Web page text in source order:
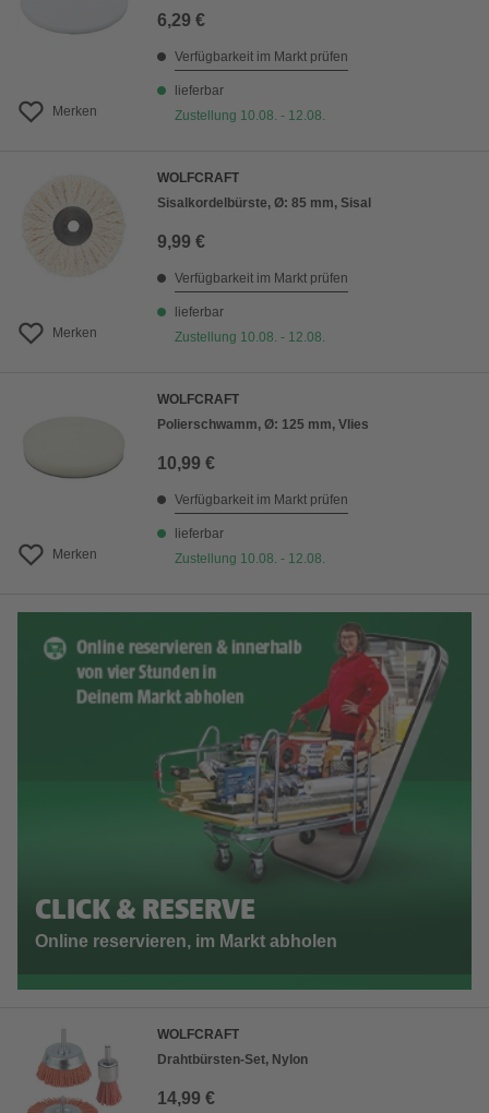
Merken
6,29 €
Verfügbarkeit im Markt prüfen
lieferbar
Zustellung 10.08. - 12.08.
Merken
WOLFCRAFT
Sisalkordelbürste, Ø: 85 mm, Sisal
9,99 €
Verfügbarkeit im Markt prüfen
lieferbar
Zustellung 10.08. - 12.08.
Merken
WOLFCRAFT
Polierschwamm, Ø: 125 mm, Vlies
10,99 €
Verfügbarkeit im Markt prüfen
lieferbar
Zustellung 10.08. - 12.08.
CLICK & RESERVE
Online reservieren, im Markt abholen
WOLFCRAFT
Drahtbürsten-Set, Nylon
14,99 €